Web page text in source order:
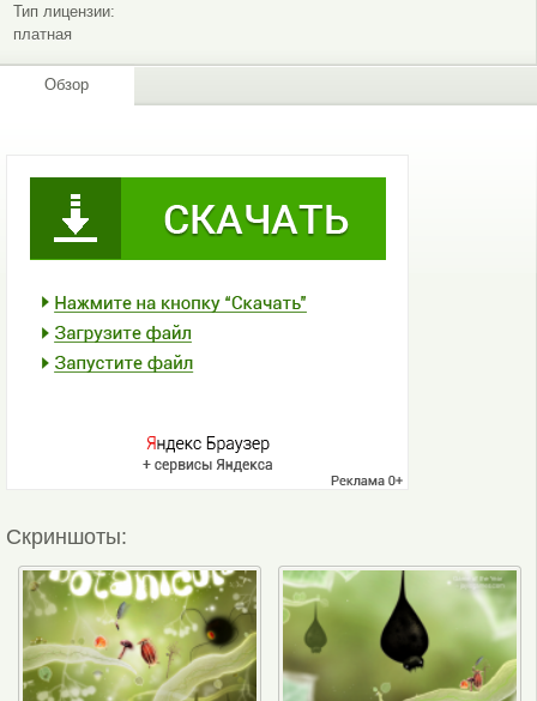
Тип лицензии:
платная
Обзор
Скриншоты: